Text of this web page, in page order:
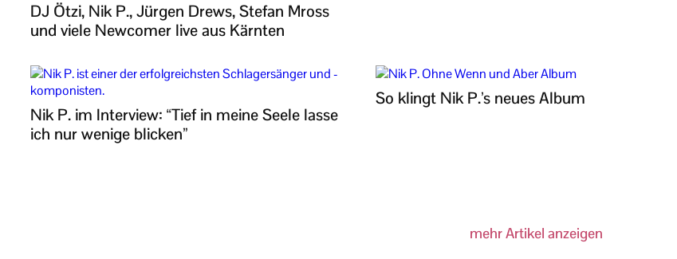
DJ Ötzi, Nik P., Jürgen Drews, Stefan Mross
und viele Newcomer live aus Kärnten
Nik P. im Interview: “Tief in meine Seele lasse
ich nur wenige blicken”
So klingt Nik P.’s neues Album
mehr Artikel anzeigen